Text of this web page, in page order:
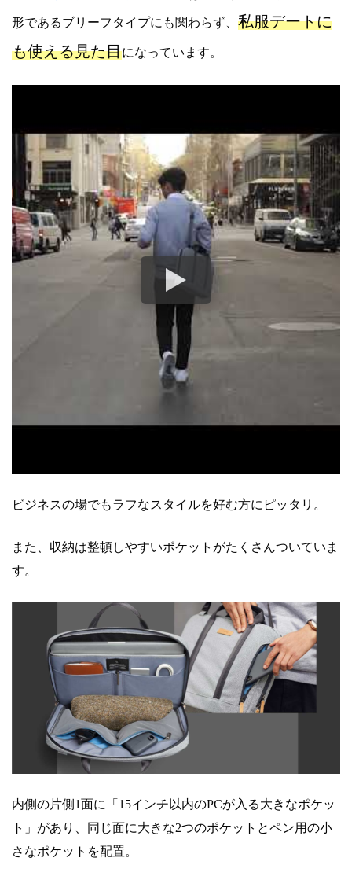
形であるブリーフタイプにも関わらず、 私服デートに
も使える見た目になっています。
ビジネスの場でもラフなスタイルを好む方にピッタリ。
また、収納は整頓しやすいポケットがたくさんついていま
す。
内側の片側1面に「15インチ以内のPCが入る大きなポケッ
ト」があり、同じ面に大きな2つのポケットとペン用の小
さなポケットを配置。